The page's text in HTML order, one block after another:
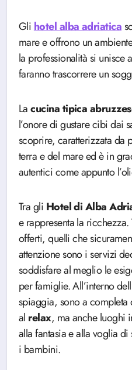
Gli hotel alba adriatica
mare e offrono un
la professionalità si unisce
faranno trascorrere un
Lacucina tipica
l’onore di gustare cibi dai
scoprire, caratterizzata da
terra e del mare ed è in
autentici come appunto
Tra gli Hotel di Alba
e rappresenta la
offerti, quelli che
attenzione sono i servizi
soddisfare al meglio le
per famiglie. All’interno
spiaggia, sono a
al relax, ma anche luoghi
alla fantasia e alla voglia
i bambini.